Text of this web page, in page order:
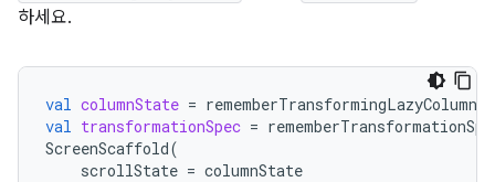
하세요.
val columnState =
val transformationSpec =
ScreenScaffold(
scrollState = columnState